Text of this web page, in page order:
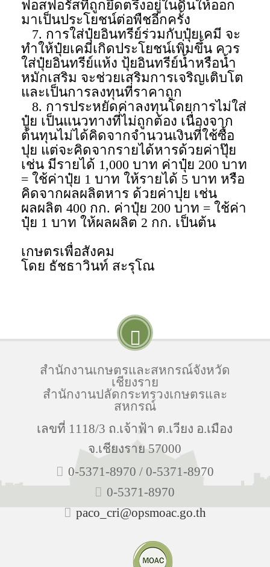
ฟอสฟอรัสที่ถูกยึดตรึงอยู่ในดินให้ออก
มาเป็นประโยชน์ต่อพืชอีกครั้ง
7. การใส่ปุ๋ยอินทรีย์ร่วมกับปุ๋ยเคมี จะ
ทำให้ปุ๋ยเคมีเกิดประโยชน์เพิ่มขึ้น ควร
ใส่ปุ๋ยอินทรีย์แห้ง ปุ้ยอินทรีย์น้ำหรือน้ำ
หมักเสริม จะช่วยเสริมการเจริญเติบโต
และเป็นการลงทุนที่ราคาถูก
8. การประหยัดค่าลงทุนโดยการไม่ใส่
ปู๋ย เป็นแนวทางที่ไม่ถูกต้อง เนื่องจาก
ต้นทุนไม่ได้คิดจากจำนวนเงินที่ใช้ซื้อ
ปุย แต่จะคิดจากรายได้หารด้วยค่าปุ๊ย
เช่น มีรายได้ 1,000 บาท ค่าปุ๋ย 200 บาท
= ใช้ค่าปุ๋ย 1 บาท ให้รายได้ 5 บาท หรือ
คิดจากผลผลิตหาร ด้วยค่าปุย เช่น
ผลผลิต 400 กก. ค่าปุ๋ย 200 บาท = ใช้ค่า
ปุ๋ย 1 บาท ให้ผลผลิต 2 กก. เป็นต้น
เกษตรเพื่อสังคม
โดย ธัชธาวินท์ สะรุโณ
สำนักงานเกษตรและสหกรณ์จังหวัด
เชียงราย
สำนักงานปลัดกระทรวงเกษตรและ
สหกรณ์
เลขที่ 1118/3 ถ.เจ้าฟ้า ต.เวียง อ.เมือง
จ.เชียงราย 57000
0-5371-8970 / 0-5371-8970
0-5371-8970
paco_cri@opsmoac.go.th